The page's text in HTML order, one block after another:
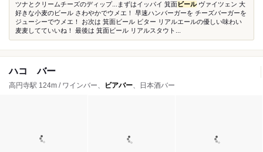
ツナとクリームチーズのディップ...まずはイッパイ 箕面 ビールヴァイツェン 大
好きな小麦のビール さわやかでウメエ！ 早速ハンバーガーを チーズバーガーを
ジューシーでウメエ！ お次は 箕面ビール ビター リアルエールの優しい味わい
麦麦してていいね！ 最後は 箕面ビール リアルスタウト...
ハコ バー
高円寺駅 124m / ワインバー、 ビアバー、日本酒バー